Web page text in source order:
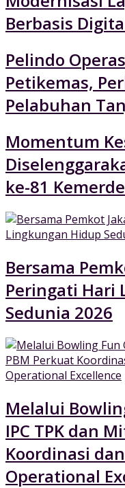
Berbasis
Pelindo
Petikemas,
Pelabuhan
Momentum
ke-81
Bersama
Peringati Hari
Sedunia 2026
Melalui
IPC TPK dan
Koordinasi
Operational